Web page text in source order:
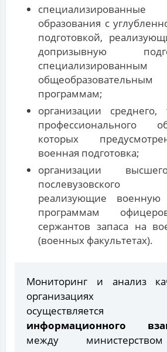
образования с
подготовкой,
допризывную
специализированным
программам;
организации среднего,
профессионального
которых
военная подготовка;
организации
послевузовского
реализующие военную
программам
сержантов запаса на
(военных факультетах).
Мониторинг и анализ
организациях
информационного
между